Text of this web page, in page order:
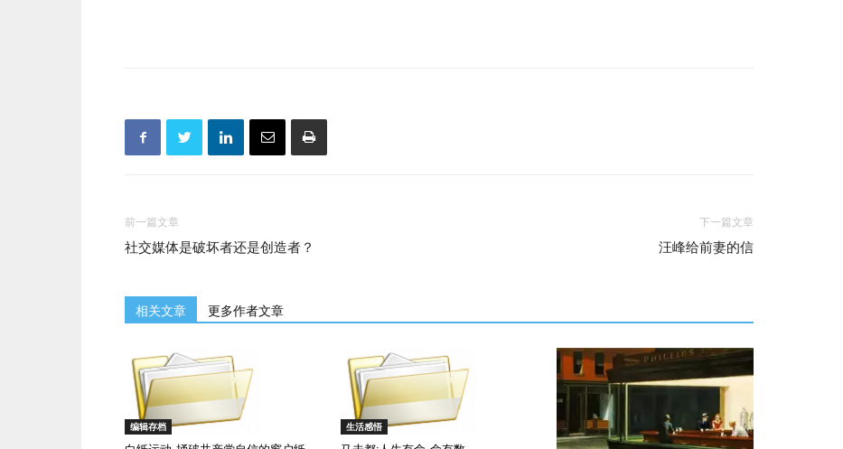
前一篇文章
社交媒体是破坏者还是创造者？
下一篇文章
汪峰给前妻的信
相关文章 更多作者文章
编辑存档 生活感悟